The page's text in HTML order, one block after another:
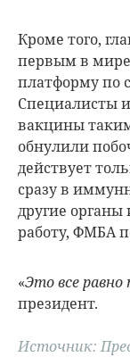
Кроме того,
первым в
платформу по
Специалисты
вакцины
обнулили
действует
сразу в
другие
работу, ФМБА
«Это все равно
президент.
Источник: